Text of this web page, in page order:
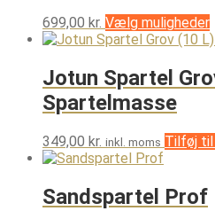
699,00 kr. Vælg muligheder
Jotun Spartel
Spartelmasse
349,00 kr. inkl. moms Tilføj til
Sandspartel Prof